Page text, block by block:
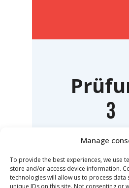
Manage
To provide the best experiences, we use
store and/or access device information.
technologies will allow us to process
unique IDs on this site. Not consenting or
3
Wir prüfen Ihre
gründlich. Unser
die Arbeit